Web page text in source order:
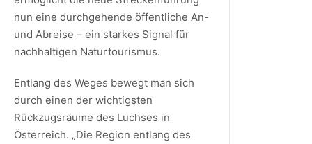
nun eine durchgehende öffentliche An-
und Abreise – ein starkes Signal für
nachhaltigen Naturtourismus.
Entlang des Weges bewegt man sich
durch einen der wichtigsten
Rückzugsräume des Luchses in
Österreich. „Die Region entlang des